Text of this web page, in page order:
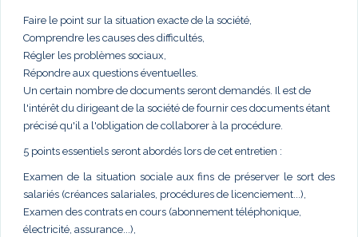
Faire le point sur la situation exacte de la société,
Comprendre les causes des difficultés,
Régler les problèmes sociaux,
Répondre aux questions éventuelles.
Un certain nombre de documents seront demandés. Il est de
l'intérêt du dirigeant de la société de fournir ces documents étant
précisé qu'il a l'obligation de collaborer à la procédure.
5 points essentiels seront abordés lors de cet entretien :
Examen de la situation sociale aux fins de préserver le sort des
salariés (créances salariales, procédures de licenciement...),
Examen des contrats en cours (abonnement téléphonique,
électricité, assurance...),